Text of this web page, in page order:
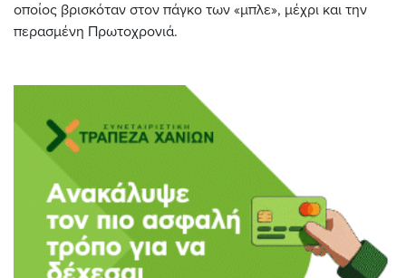
οποίος βρισκόταν στον πάγκο των «μπλε», μέχρι και την
περασμένη Πρωτοχρονιά.